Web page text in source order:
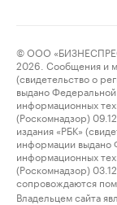
© ООО
2026. Сообщения и
(свидетельство о
выдано
информационных
(Роскомнадзор)
издания «РБК»
информации выдано
информационных
(Роскомнадзор)
сопровождаются
Владельцем сайта